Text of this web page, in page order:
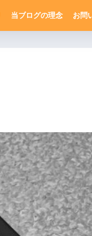
当ブログの理念 お問